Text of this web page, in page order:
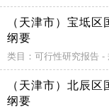
（天津市）宝坻
纲要
类目：可行性研究报告 -
（天津市）北辰
纲要